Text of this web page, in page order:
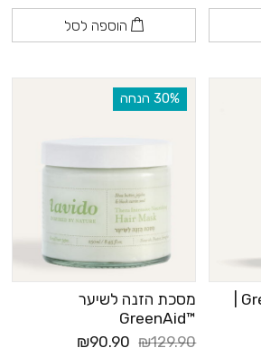
הוספה לסל
‫30% הנחה
מסכת הזנה לשיער
™GreenAid
₪129.90
₪90.90